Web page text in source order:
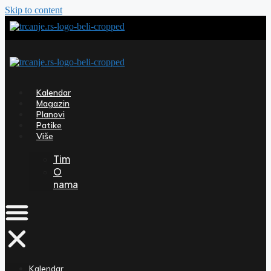
Skip to content
Kalendar
Magazin
Planovi
Patike
Više
Tim
O
nama
Kalendar